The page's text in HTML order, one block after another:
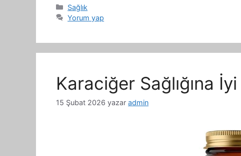
Kategoriler
Sağlık
Yorum yap
Karaciğer Sağlığına
15 Şubat 2026 yazar admin